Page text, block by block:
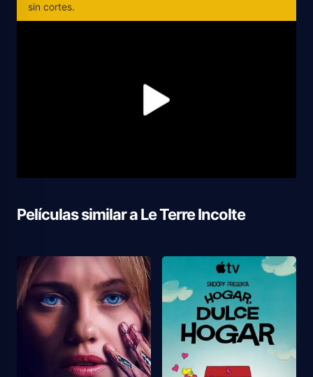
sin cortes.
Películas similar aLe Terre Incolte